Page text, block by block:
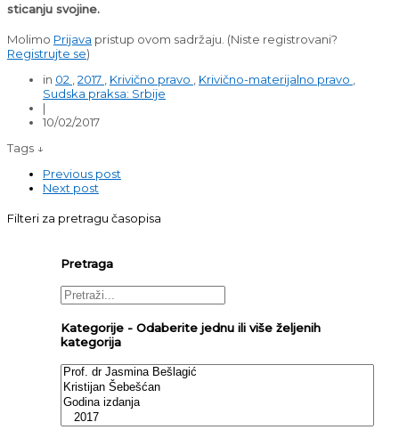
sticanju svojine.
Molimo Prijava pristup ovom sadržaju. (Niste registrovani?
Registrujte se)
in 02 2017 Krivično pravo Krivično-materijalno pravo
Sudska praksa: Srbije
|
10/02/2017
Tags ↓
Previous post
Next post
Filteri za pretragu časopisa
Pretraga
Kategorije - Odaberite jednu ili više željenih
kategorija